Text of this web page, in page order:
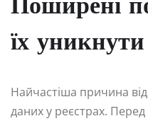
Поширені
їх уникнути
Найчастіша причина
даних у реєстрах.